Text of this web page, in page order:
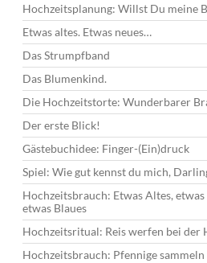
Hochzeitsplanung: Willst Du meine
Etwas altes. Etwas neues…
Das Strumpfband
Das Blumenkind.
Die Hochzeitstorte: Wunderbarer
Der erste Blick!
Gästebuchidee: Finger-(Ein)druck
Spiel: Wie gut kennst du mich,
Hochzeitsbrauch: Etwas Altes, etwas
etwas Blaues
Hochzeitsritual: Reis werfen bei der
Hochzeitsbrauch: Pfennige